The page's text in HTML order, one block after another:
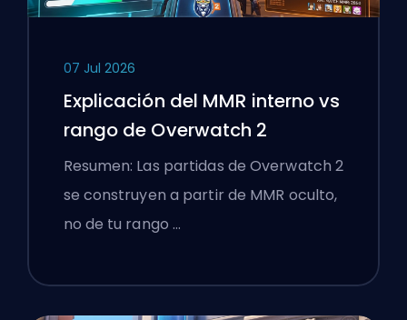
07 Jul 2026
Explicación del MMR interno vs
rango de Overwatch 2
Resumen: Las partidas de Overwatch 2
se construyen a partir de MMR oculto,
no de tu rango …